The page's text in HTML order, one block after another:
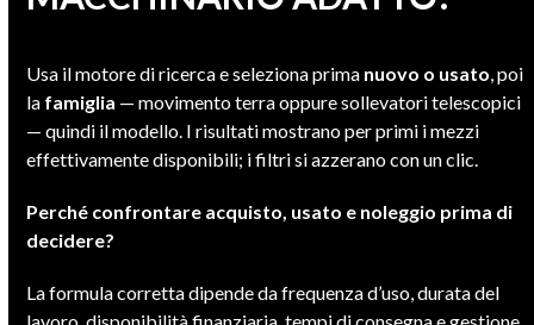
Usa il motore di ricerca e seleziona prima nuovo o usato, poi
la famiglia — movimento terra oppure sollevatori telescopici
— quindi il modello. I risultati mostrano per primi i mezzi
effettivamente disponibili; i filtri si azzerano con un clic.
Perché confrontare acquisto, usato e noleggio prima di
decidere?
La formula corretta dipende da frequenza d’uso, durata del